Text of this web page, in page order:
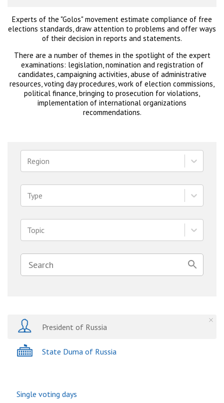
Experts of the "Golos" movement estimate compliance of free
elections standards, draw attention to problems and offer ways
of their decision in reports and statements.
There are a number of themes in the spotlight of the expert
examinations: legislation, nomination and registration of
candidates, campaigning activities, abuse of administrative
resources, voting day procedures, work of election commissions,
political finance, bringing to prosecution for violations,
implementation of international organizations
recommendations.
Region
Type
Topic
President of Russia
State Duma of Russia
Single voting days